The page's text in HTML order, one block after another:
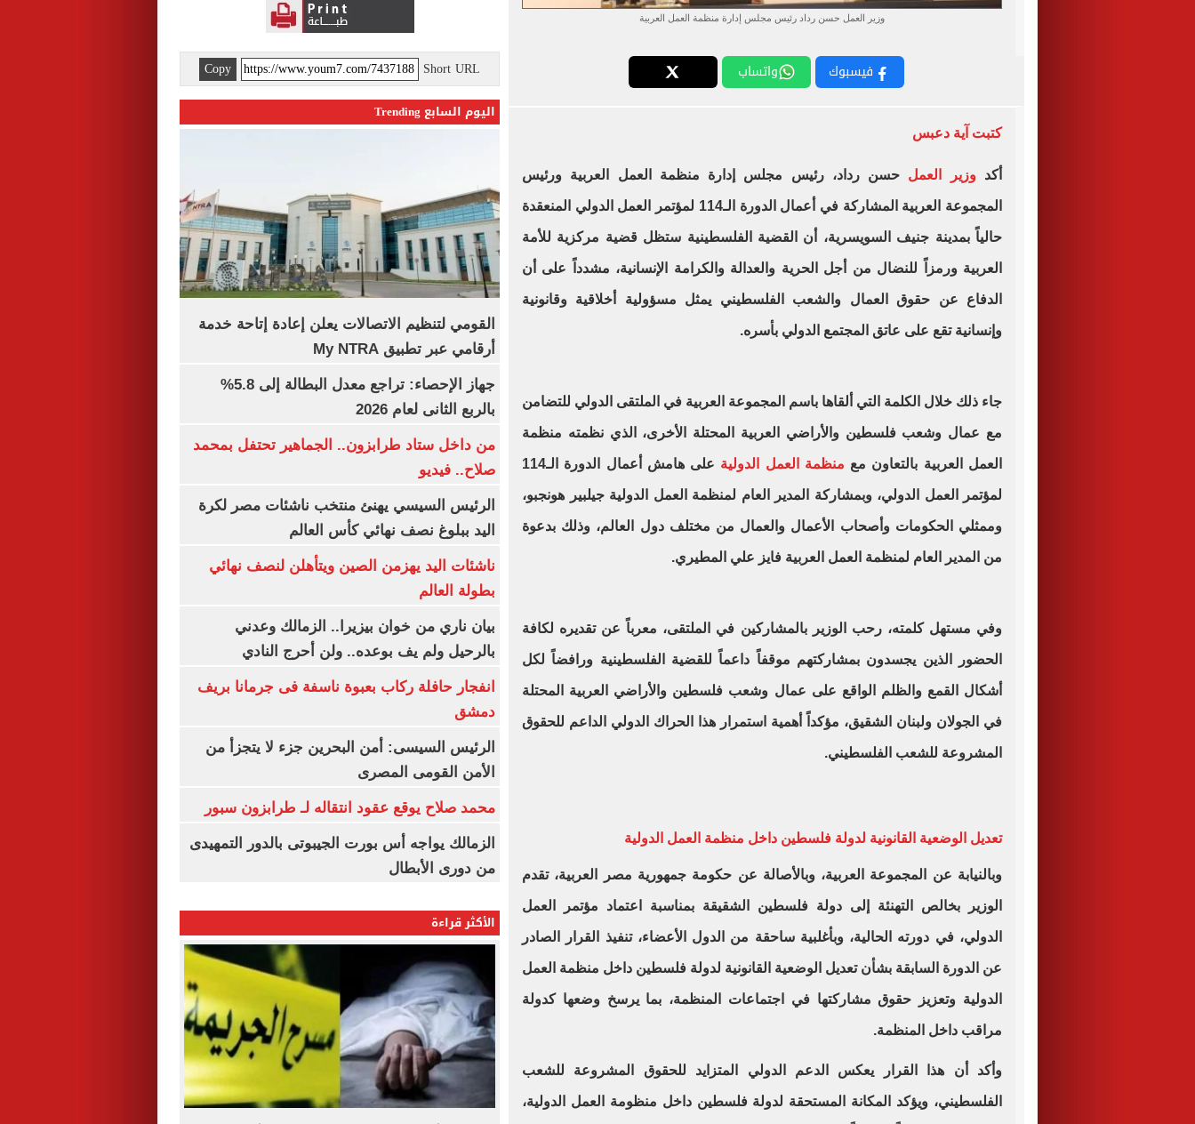
وزير العمل حسن رداد رئيس مجلس إدارة منظمة العمل العربية
فيسبوك واتساب
كتبت آية دعبس
أكد وزير العمل حسن رداد، رئيس مجلس إدارة منظمة العمل العربية ورئيس
المجموعة العربية المشاركة في أعمال الدورة الـ114 لمؤتمر العمل الدولي المنعقدة
حالياً بمدينة جنيف السويسرية، أن القضية الفلسطينية ستظل قضية مركزية للأمة
العربية ورمزاً للنضال من أجل الحرية والعدالة والكرامة الإنسانية، مشدداً على أن
الدفاع عن حقوق العمال والشعب الفلسطيني يمثل مسؤولية أخلاقية وقانونية
وإنسانية تقع على عاتق المجتمع الدولي بأسره.
جاء ذلك خلال الكلمة التي ألقاها باسم المجموعة العربية في الملتقى الدولي للتضامن
مع عمال وشعب فلسطين والأراضي العربية المحتلة الأخرى، الذي نظمته منظمة
العمل العربية بالتعاون مع منظمة العمل الدولية على هامش أعمال الدورة الـ114
لمؤتمر العمل الدولي، وبمشاركة المدير العام لمنظمة العمل الدولية جيلبير هونجبو،
وممثلي الحكومات وأصحاب الأعمال والعمال من مختلف دول العالم، وذلك بدعوة
من المدير العام لمنظمة العمل العربية فايز علي المطيري.
وفي مستهل كلمته، رحب الوزير بالمشاركين في الملتقى، معرباً عن تقديره لكافة
الحضور الذين يجسدون بمشاركتهم موقفاً داعماً للقضية الفلسطينية ورافضاً لكل
أشكال القمع والظلم الواقع على عمال وشعب فلسطين والأراضي العربية المحتلة
في الجولان ولبنان الشقيق، مؤكداً أهمية استمرار هذا الحراك الدولي الداعم للحقوق
المشروعة للشعب الفلسطيني.
تعديل الوضعية القانونية لدولة فلسطين داخل منظمة العمل الدولية
وبالنيابة عن المجموعة العربية، وبالأصالة عن حكومة جمهورية مصر العربية، تقدم
الوزير بخالص التهنئة إلى دولة فلسطين الشقيقة بمناسبة اعتماد مؤتمر العمل
الدولي، في دورته الحالية، وبأغلبية ساحقة من الدول الأعضاء، تنفيذ القرار الصادر
عن الدورة السابقة بشأن تعديل الوضعية القانونية لدولة فلسطين داخل منظمة العمل
الدولية وتعزيز حقوق مشاركتها في اجتماعات المنظمة، بما يرسخ وضعها كدولة
مراقب داخل المنظمة.
وأكد أن هذا القرار يعكس الدعم الدولي المتزايد للحقوق المشروعة للشعب
الفلسطيني، ويؤكد المكانة المستحقة لدولة فلسطين داخل منظومة العمل الدولية،
Short URL
Copy
اليوم السابع Trending
القومي لتنظيم الاتصالات يعلن إعادة إتاحة خدمة
أرقامي عبر تطبيق My NTRA
جهاز الإحصاء: تراجع معدل البطالة إلى 5.8%
بالربع الثانى لعام 2026
من داخل ستاد طرابزون.. الجماهير تحتفل بمحمد
صلاح.. فيديو
الرئيس السيسي يهنئ منتخب ناشئات مصر لكرة
اليد ببلوغ نصف نهائي كأس العالم
ناشئات اليد يهزمن الصين ويتأهلن لنصف نهائي
بطولة العالم
بيان ناري من خوان بيزيرا.. الزمالك وعدني
بالرحيل ولم يف بوعده.. ولن أحرج النادي
انفجار حافلة ركاب بعبوة ناسفة فى جرمانا بريف
دمشق
الرئيس السيسى: أمن البحرين جزء لا يتجزأ من
الأمن القومى المصرى
محمد صلاح يوقع عقود انتقاله لـ طرابزون سبور
الزمالك يواجه أس بورت الجيبوتى بالدور التمهيدى
من دورى الأبطال
الأكثر قراءة